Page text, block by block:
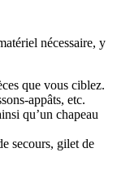
nécessaire, y
que vous ciblez.
appâts, etc.
qu’un chapeau
secours, gilet de